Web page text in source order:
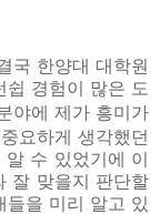
국 한양대 대학원
쉽 경험이 많은 도
야에 제가 흥미가
요하게 생각했던
수 있었기에 이
잘 맞을지 판단할
들을 미리 알고 있